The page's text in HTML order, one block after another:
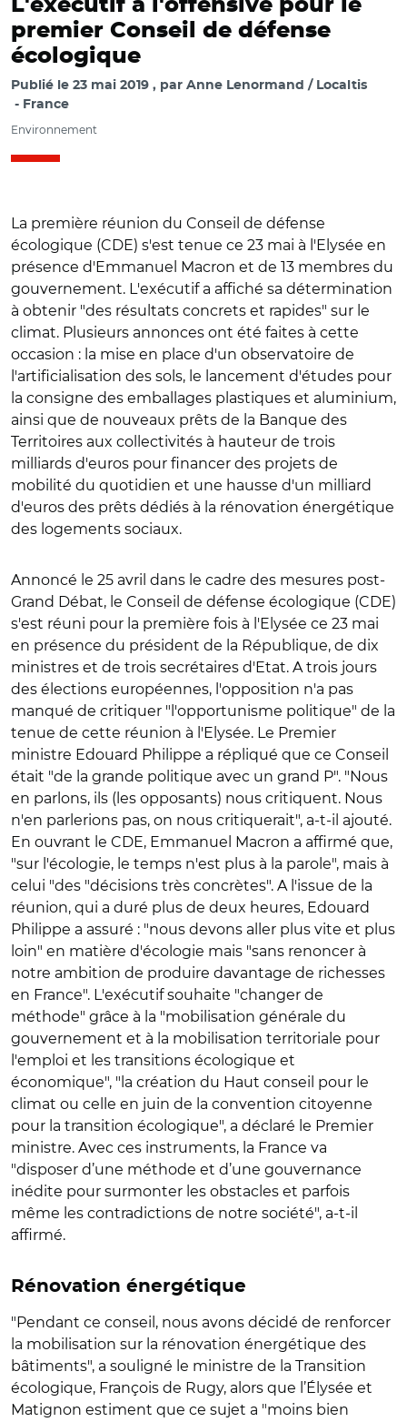
L'exécutif à l'offensive pour le
premier Conseil de défense
écologique
Publié le 23 mai 2019 par Anne Lenormand / Localtis
France
Environnement
La première réunion du Conseil de défense
écologique (CDE) s'est tenue ce 23 mai à l'Elysée en
présence d'Emmanuel Macron et de 13 membres du
gouvernement. L'exécutif a affiché sa détermination
à obtenir "des résultats concrets et rapides" sur le
climat. Plusieurs annonces ont été faites à cette
occasion : la mise en place d'un observatoire de
l'artificialisation des sols, le lancement d'études pour
la consigne des emballages plastiques et aluminium,
ainsi que de nouveaux prêts de la Banque des
Territoires aux collectivités à hauteur de trois
milliards d'euros pour financer des projets de
mobilité du quotidien et une hausse d'un milliard
d'euros des prêts dédiés à la rénovation énergétique
des logements sociaux.
Annoncé le 25 avril dans le cadre des mesures post-
Grand Débat, le Conseil de défense écologique (CDE)
s'est réuni pour la première fois à l'Elysée ce 23 mai
en présence du président de la République, de dix
ministres et de trois secrétaires d'Etat. A trois jours
des élections européennes, l'opposition n'a pas
manqué de critiquer "l'opportunisme politique" de la
tenue de cette réunion à l'Elysée. Le Premier
ministre Edouard Philippe a répliqué que ce Conseil
était "de la grande politique avec un grand P". "Nous
en parlons, ils (les opposants) nous critiquent. Nous
n'en parlerions pas, on nous critiquerait", a-t-il ajouté.
En ouvrant le CDE, Emmanuel Macron a affirmé que,
"sur l'écologie, le temps n'est plus à la parole", mais à
celui "des "décisions très concrètes". A l'issue de la
réunion, qui a duré plus de deux heures, Edouard
Philippe a assuré : "nous devons aller plus vite et plus
loin" en matière d'écologie mais "sans renoncer à
notre ambition de produire davantage de richesses
en France". L'exécutif souhaite "changer de
méthode" grâce à la "mobilisation générale du
gouvernement et à la mobilisation territoriale pour
l'emploi et les transitions écologique et
économique", "la création du Haut conseil pour le
climat ou celle en juin de la convention citoyenne
pour la transition écologique", a déclaré le Premier
ministre. Avec ces instruments, la France va
"disposer d’une méthode et d’une gouvernance
inédite pour surmonter les obstacles et parfois
même les contradictions de notre société", a-t-il
affirmé.
Rénovation énergétique
"Pendant ce conseil, nous avons décidé de renforcer
la mobilisation sur la rénovation énergétique des
bâtiments", a souligné le ministre de la Transition
écologique, François de Rugy, alors que l’Élysée et
Matignon estiment que ce sujet a "moins bien